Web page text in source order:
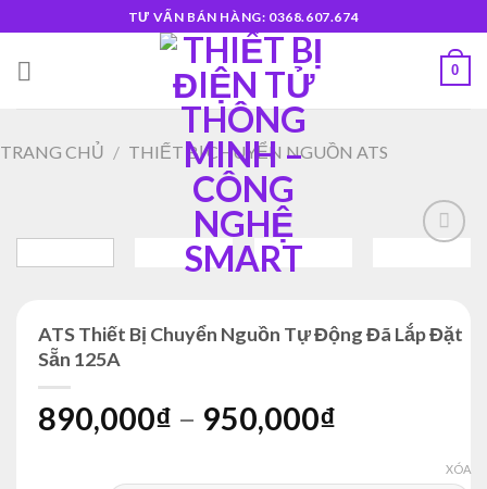
to
content
TƯ VẤN BÁN HÀNG: 0368.607.674
0
TRANG CHỦ / THIẾT BỊ CHUYỂN NGUỒN ATS
ATS Thiết Bị Chuyển Nguồn Tự Động Đã Lắp Đặt
Sẵn 125A
890,000₫ – 950,000₫
XÓA